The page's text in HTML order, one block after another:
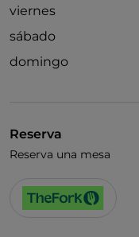
viernes
sábado
domingo
Reserva
Reserva una mesa